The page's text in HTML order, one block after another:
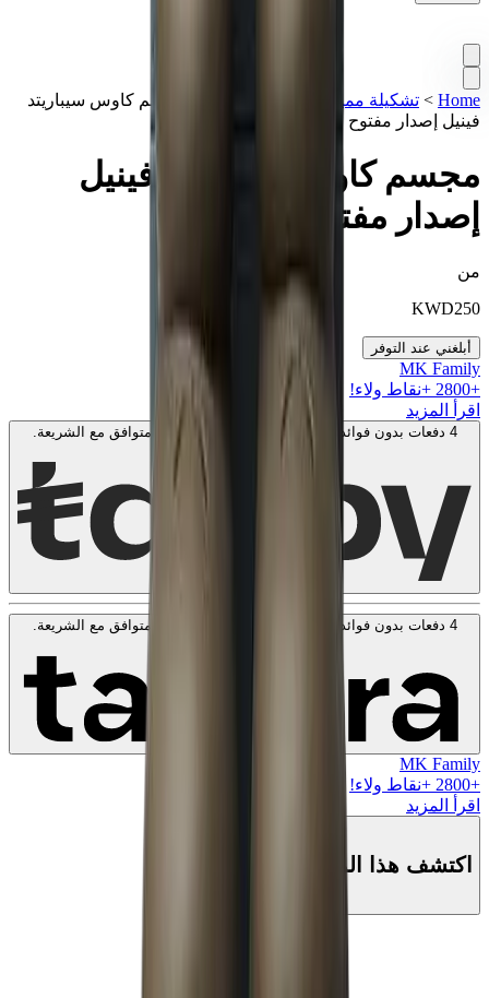
Home
> تشكيلة مميزة
مجسم كاوس سيباريتد
فينيل إصدار مفتوح "بني"
مجسم كاوس سيباريتد فينيل
إصدار مفتوح "بني"
من
KWD250
أبلغني عند التوفر
MK Family
+
2800 +نقاط ولاء!
اقرأ المزيد
4 دفعات بدون فوائد بقيمة 100
. بدون رسوم. متوافق مع الشريعة.
4 دفعات بدون فوائد بقيمة
. بدون رسوم. متوافق مع الشريعة.
MK Family
+
2800 +نقاط ولاء!
اقرأ المزيد
اكتشف هذا المنتج